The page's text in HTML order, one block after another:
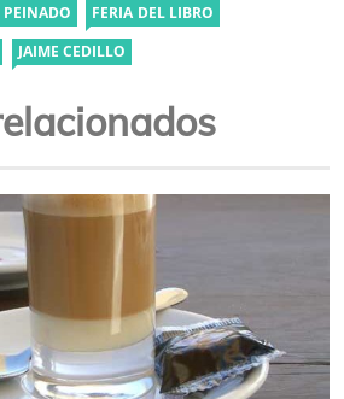
PEINADO
FERIA DEL LIBRO
JAIME CEDILLO